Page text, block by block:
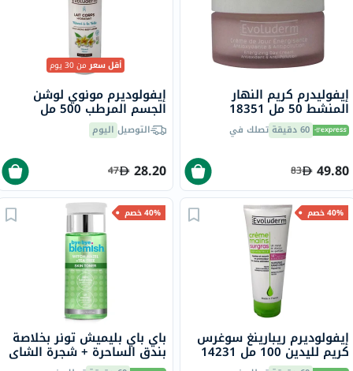
إيفوليدرم كريم النهار
المنشط 50 مل 18351
60 دقيقة تصلك في
49.80
83
أقل سعرمن 30 يوم
إيفولوديرم مونوي لوشن
الجسم المرطب 500 مل
18341
التوصيل اليوم
28.20
47
40% خصم
إيفولوديرم ريبارينغ سوغرس
كريم لليدين 100 مل 14231
40% خصم
باي باي بليميش تونر بخلاصة
بندق الساحرة + شجرة الشاي
لموازنة البشرة 130 مل